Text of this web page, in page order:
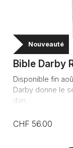
Nouveauté
Bible Darby
Disponible fin
Darby donne le
dan...
CHF 56.00